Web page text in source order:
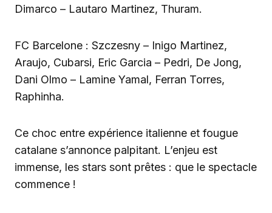
Dimarco – Lautaro Martinez, Thuram.
FC Barcelone : Szczesny – Inigo Martinez,
Araujo, Cubarsi, Eric Garcia – Pedri, De Jong,
Dani Olmo – Lamine Yamal, Ferran Torres,
Raphinha.
Ce choc entre expérience italienne et fougue
catalane s’annonce palpitant. L’enjeu est
immense, les stars sont prêtes : que le spectacle
commence !